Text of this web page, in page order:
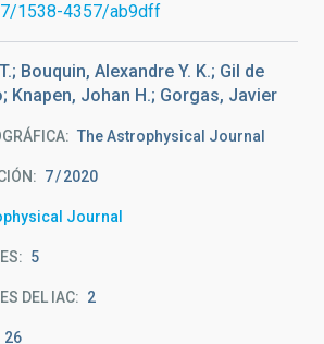
1538-4357/ab9dff
Bouquin, Alexandre Y. K.; Gil de
Knapen, Johan H.; Gorgas, Javier
The Astrophysical Journal
7 2020
Journal
5
DEL IAC 2
26